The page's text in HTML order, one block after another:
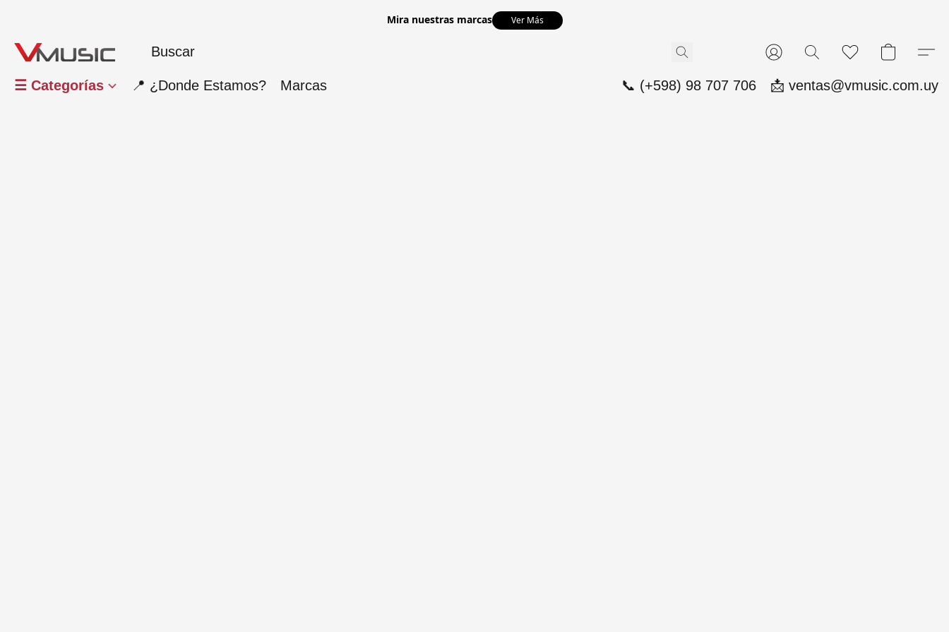
Mira nuestras marcas Ver Más
☰ Categorías 📍 ¿Donde Estamos? Marcas 📞 (+598) 98 707 706 📩 ventas@vmusic.com.uy